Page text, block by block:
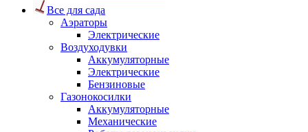
Все для сада
Аэраторы
Электрические
Воздуходувки
Аккумуляторные
Электрические
Бензиновые
Газонокосилки
Аккумуляторные
Механические